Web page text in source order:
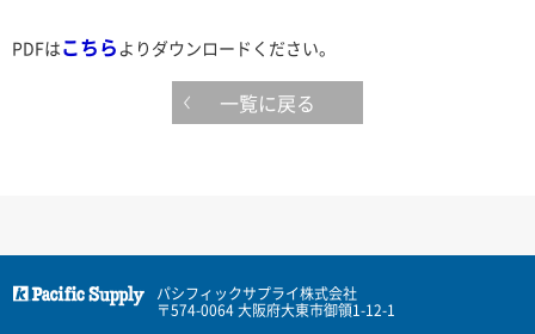
PDFはこちら よりダウンロードください。
一覧に戻る
パシフィックサプライ株式会社
〒574-0064 大阪府大東市御領1-12-1